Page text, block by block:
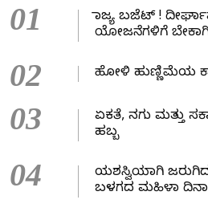
01
ರಾಜ್ಯ ಬಜೆಟ್ !
ಯೋಜನೆಗಳಿಗೆ
02 ಹೋಳಿ ಹುಣ್ಣಿಮೆಯ
03
ಏಕತೆ, ನಗು ಮತ್ತು
ಹಬ್ಬ
04
ಯಶಸ್ವಿಯಾಗಿ
ಬಳಗದ ಮಹಿಳಾ